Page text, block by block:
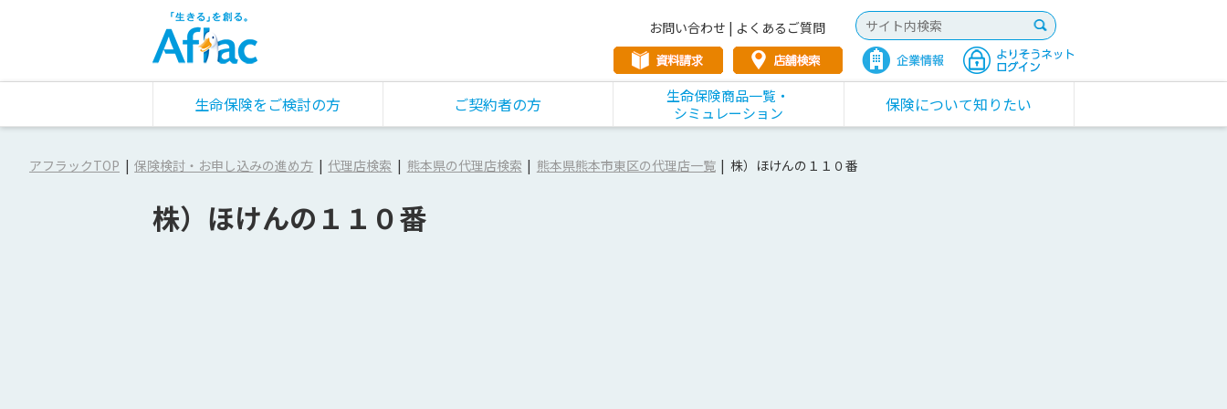
お問い合わせ | よくあるご質問
生命保険をご検討の方 ご契約者の方
生命保険商品一覧・
シミュレーション
保険について知りたい
アフラックTOP 保険検討・お申し込みの進め方 代理店検索 熊本県の代理店検索 熊本県熊本市東区の代理店一覧 株）ほけんの１１０番
株）ほけんの１１０番